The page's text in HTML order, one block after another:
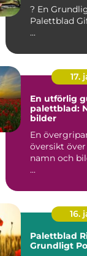
? En Grundlig
Palettblad
...
17.
En utförlig
palettblad:
bilder
En
översikt
namn och bild
...
16.
Palettblad
Grundligt